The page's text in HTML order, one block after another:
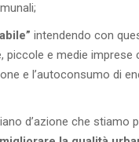
intendendo con
e medie
e l’autoconsumo di
d’azione che stiamo